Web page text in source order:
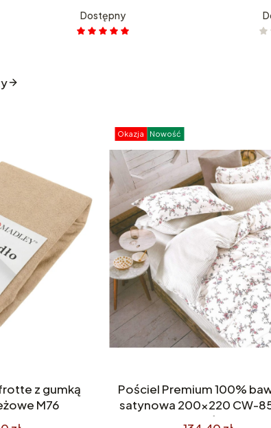
Dostępny
z gumką
M76
Okazja Nowość
Pościel Premium 100%
satynowa 200x220 CW-
części